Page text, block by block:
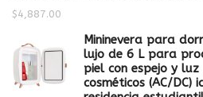
$4,887.00
Mininevera para
lujo de 6 L para
piel con espejo y
cosméticos (AC/